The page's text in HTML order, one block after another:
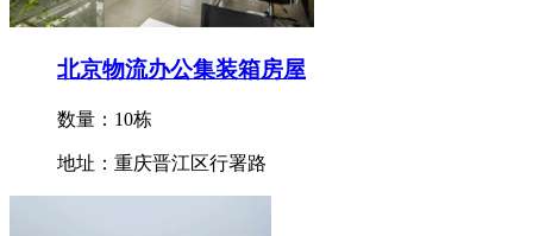
北京物流办公集装箱房屋
数量：10栋
地址：重庆晋江区行署路